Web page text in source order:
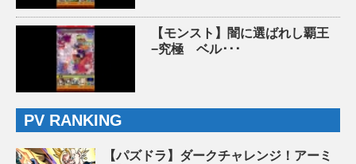
【モンスト】闇に選ばれし覇王
−究極 ベル･･･
PV RANKING
【パズドラ】ダークチャレンジ！アーミ